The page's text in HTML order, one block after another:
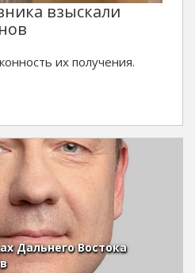
взыскали
их получения.
Дальнего Востока